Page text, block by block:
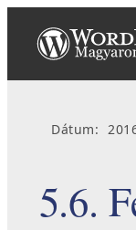
tartalomhoz
Dátum:
5.6.